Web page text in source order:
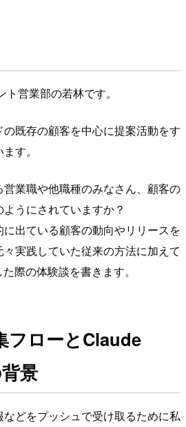
営業部の若林です。
既存の顧客を中心に提案活動をす
す。
業職や他職種のみなさん、顧客の
うにされていますか？
出ている顧客の動向やリリースを
実践していた従来の方法に加えて
際の体験談を書きます。
フローとClaude
景
どをプッシュで受け取るために私